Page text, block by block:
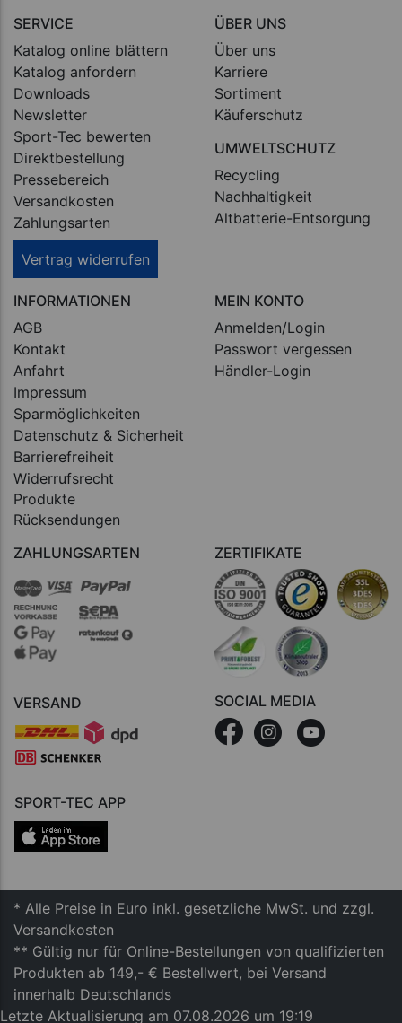
SERVICE
Katalog online blättern
Katalog anfordern
Downloads
Newsletter
Sport-Tec bewerten
Direktbestellung
Pressebereich
Versandkosten
Zahlungsarten
Vertrag widerrufen
ÜBER UNS
Über uns
Karriere
Sortiment
Käuferschutz
UMWELTSCHUTZ
Recycling
Nachhaltigkeit
Altbatterie-Entsorgung
INFORMATIONEN
AGB
Kontakt
Anfahrt
Impressum
Sparmöglichkeiten
Datenschutz & Sicherheit
Barrierefreiheit
Widerrufsrecht
Produkte
Rücksendungen
MEIN KONTO
Anmelden/Login
Passwort vergessen
Händler-Login
ZAHLUNGSARTEN
VERSAND
ZERTIFIKATE
SOCIAL MEDIA
SPORT-TEC APP
* Alle Preise in Euro inkl. gesetzliche MwSt. und zzgl.
Versandkosten
** Gültig nur für Online-Bestellungen von qualifizierten
Produkten ab 149,- € Bestellwert, bei Versand
innerhalb Deutschlands
Letzte Aktualisierung am 07.08.2026 um 19:19